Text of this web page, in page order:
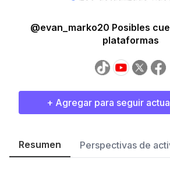
@evan_marko20 Posibles
plataformas
+ Agregar para seguir
Resumen Perspectivas de